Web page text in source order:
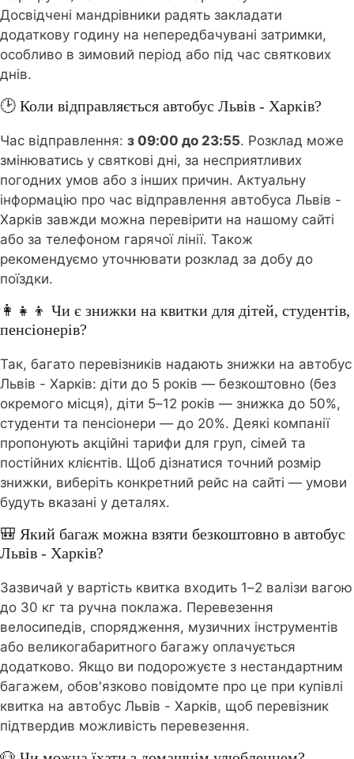
Досвідчені мандрівники радять закладати
додаткову годину на непередбачувані затримки,
особливо в зимовий період або під час святкових
днів.
🕑 Коли відправляється автобус Львів - Харків?
Час відправлення: з 09:00 до 23:55. Розклад може
змінюватись у святкові дні, за несприятливих
погодних умов або з інших причин. Актуальну
інформацію про час відправлення автобуса Львів -
Харків завжди можна перевірити на нашому сайті
або за телефоном гарячої лінії. Також
рекомендуємо уточнювати розклад за добу до
поїздки.
👩‍👧‍👦 Чи є знижки на квитки для дітей, студентів,
пенсіонерів?
Так, багато перевізників надають знижки на автобус
Львів - Харків: діти до 5 років — безкоштовно (без
окремого місця), діти 5–12 років — знижка до 50%,
студенти та пенсіонери — до 20%. Деякі компанії
пропонують акційні тарифи для груп, сімей та
постійних клієнтів. Щоб дізнатися точний розмір
знижки, виберіть конкретний рейс на сайті — умови
будуть вказані у деталях.
🎒 Який багаж можна взяти безкоштовно в автобус
Львів - Харків?
Зазвичай у вартість квитка входить 1–2 валізи вагою
до 30 кг та ручна поклажа. Перевезення
велосипедів, спорядження, музичних інструментів
або великогабаритного багажу оплачується
додатково. Якщо ви подорожуєте з нестандартним
багажем, обов'язково повідомте про це при купівлі
квитка на автобус Львів - Харків, щоб перевізник
підтвердив можливість перевезення.